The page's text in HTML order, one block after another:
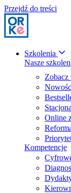
Przejdź do treści
Szkolenia
Nasze
Zobacz
Online
Kompetencje